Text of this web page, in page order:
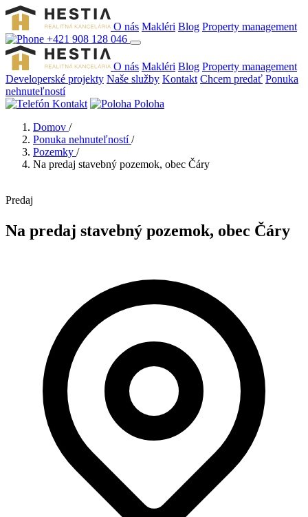
O nás Makléri Blog Property management
+421 908 128 046
O nás Makléri Blog Property management
Developerské projekty Naše služby Kontakt Chcem predať Ponuka
nehnuteľností
Kontakt
Poloha
Domov /
Ponuka nehnuteľností /
Pozemky /
Na predaj stavebný pozemok, obec Čáry
Predaj
Na predaj stavebný pozemok, obec Čáry